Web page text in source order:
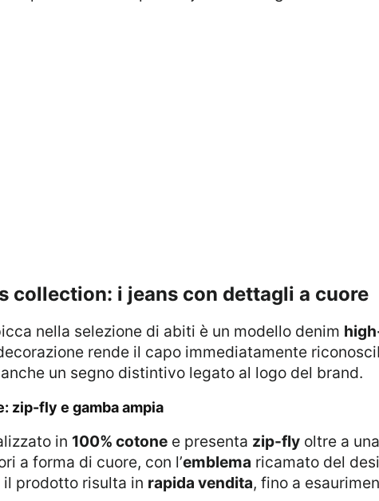
collection: i jeans con dettagli a cuore
nella selezione di abiti è un modello denim
rende il capo immediatamente
un segno distintivo legato al logo del brand.
zip-fly e gamba ampia
in 100% cotonee presenta zip-flyoltre a una
a forma di cuore, con l’emblema ricamato del
il prodotto risulta in rapida vendita, fino a